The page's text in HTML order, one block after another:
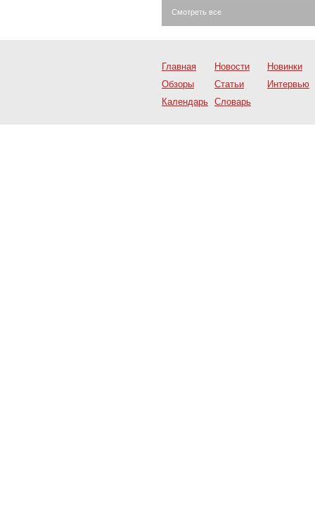
Смотреть все
Главная Новости
Новинки
Обзоры
Статьи
Интервью
Календарь Словарь